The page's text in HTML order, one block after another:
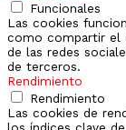
Funcionales
Las cookies
como compartir el
de las redes
de terceros.
Rendimiento
Rendimiento
Las cookies de